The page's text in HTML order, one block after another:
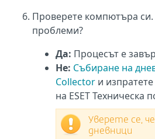
Проверете компютъра
проблеми?
Да: Процесът е
Не: Събиране на
Collector и
на ESET Техническа
Уверете се,
дневници